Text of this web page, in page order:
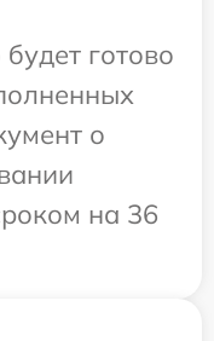
готово
о
на 36